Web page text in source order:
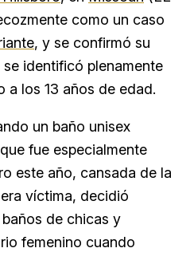
como un caso
, y se confirmó su
identificó plenamente
a los 13 años de edad.
un baño unisex
fue especialmente
este año, cansada de la
víctima, decidió
de chicas y
femenino cuando